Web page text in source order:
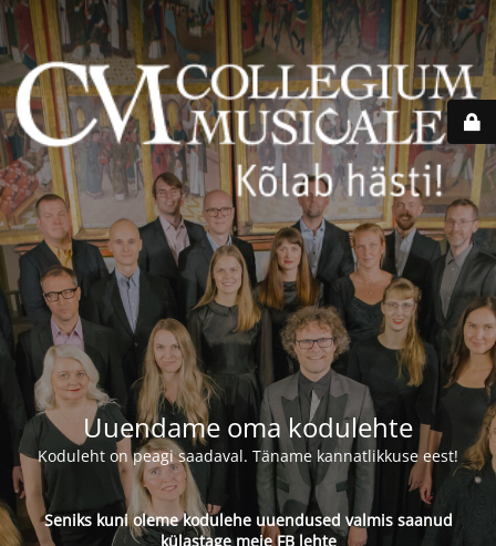
Uuendame oma kodulehte
Koduleht on peagi saadaval. Täname kannatlikkuse eest!
Seniks kuni oleme kodulehe uuendused valmis saanud
külastage meie FB lehte